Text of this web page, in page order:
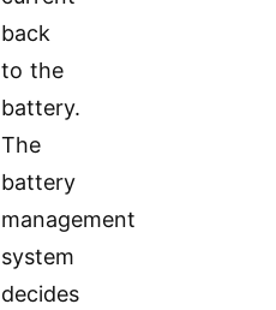
back
to the
battery.
The
battery
management
system
decides